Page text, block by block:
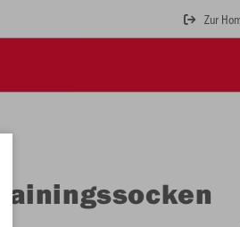
Zur
Trainingssocken